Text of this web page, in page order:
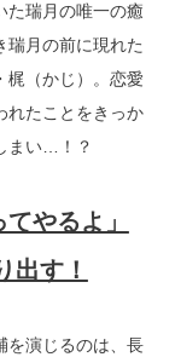
た瑞月の唯一の癒
瑞月の前に現れた
梶（かじ）。恋愛
れたことをきっか
まい…！？
やるよ」
す！
を演じるのは、長